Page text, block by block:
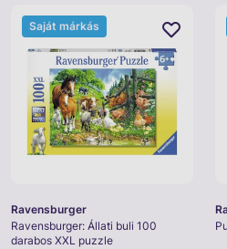
Ravensburger
Ravensburger: Állati buli 100
darabos XXL puzzle
Saját márkás